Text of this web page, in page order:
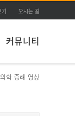
오시는 길
커뮤니티
학 증례 영상